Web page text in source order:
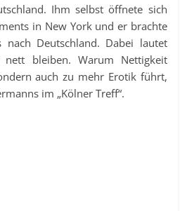
Ihm selbst öffnete sich
in New York und er brachte
Deutschland. Dabei lautet
nett bleiben. Warum Nettigkeit
auch zu mehr Erotik führt,
im „Kölner Treff“.